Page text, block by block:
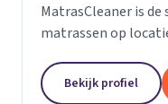
MatrasCleaner is
matrassen op
desinfectie van de
Bekijk profiel